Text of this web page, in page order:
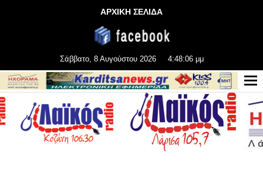
ΑΡΧΙΚΗ ΣΕΛΙΔΑ
Σάββατο, 8 Αυγούστου 2026 4:48:06 μμ